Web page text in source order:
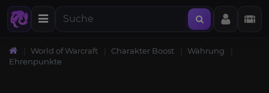
World of Warcraft Charakter Boost
Währung
Ehrenpunkte